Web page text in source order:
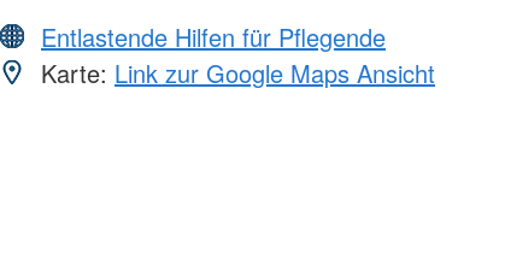
Entlastende Hilfen für Pflegende
Karte: Link zur Google Maps Ansicht